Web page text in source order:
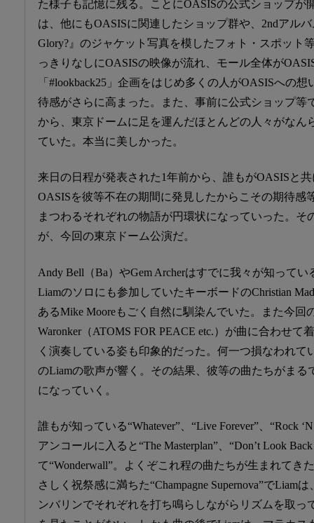
た様子も記憶に残る。ことにOASISの公式ショップが
は、他にもOASISに関連したショップ群や、2ndアルバ
Glory?』のジャケット写真を模したフォト・スポット
っきりなしにOASISの映像が流れ、モール全体が
「#lookback25」企画をはじめ多くの人がOASISへの
待感がさらに高まった。また、事前に公式ショップ等
から、東京ドームに足を運んだほとんどの人々がなん
ていた。本当に美しかった。
来日の日程が発表された1年前から、誰もがOASISと
OASISを彼等不在の期間に発見したからこその期待感
まつわるそれぞれの物語が円環状になっていった。そ
が、今回の東京ドーム公演だ。
Andy Bell（Ba）やGem Archerはすでに我々が知って
Liamのソロにも参加していたキーボードのChristian
あるMike Mooreもごく自然に馴染んでいた。また今回
Waronker（ATOMS FOR PEACE etc.）が曲に合わせて
く演奏している姿も印象的だった。何一つ損なわれて
のLiamの歌声が響く。その結果、彼等の曲たちがまる
になっていく。
誰もが知っている“Whatever”、“Live Forever”、“Rock
アンコールに入ると“The Masterplan”、“Don’t Look
て“Wonderwall”。よくぞこれ程の曲たちが生まれてき
さしく祝祭感に満ちた“Champagne Supernova”でLiam
ンバリンでそれぞれを打ち鳴らしながらリズムを取っ